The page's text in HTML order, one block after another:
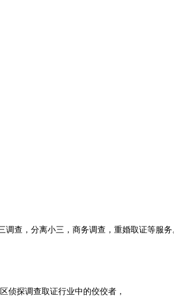
查，分离小三，商务调查，重婚取证等服务
侦探调查取证行业中的佼佼者，